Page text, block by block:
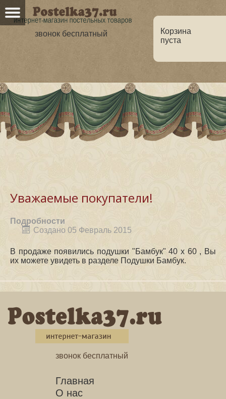
звонок бесплатный
Корзина
пуста
Главная О нас Каталог
Оптовикам
Статьи
Уважаемые покупатели!
Подробности
Создано 05 Февраль 2015
В продаже появились подушки "Бамбук" 40 х 60 , Вы
их можете увидеть в разделе Подушки Бамбук.
звонок бесплатный
Главная
О нас